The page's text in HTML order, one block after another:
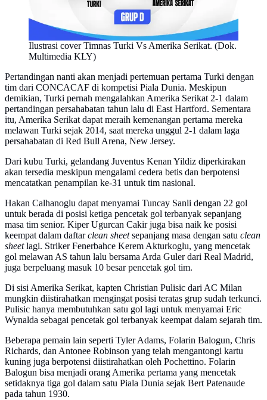
Ilustrasi cover Timnas Turki Vs Amerika Serikat. (Dok.
Multimedia KLY)
Pertandingan nanti akan menjadi pertemuan pertama Turki dengan
tim dari CONCACAF di kompetisi Piala Dunia. Meskipun
demikian, Turki pernah mengalahkan Amerika Serikat 2-1 dalam
pertandingan persahabatan tahun lalu di East Hartford. Sementara
itu, Amerika Serikat dapat meraih kemenangan pertama mereka
melawan Turki sejak 2014, saat mereka unggul 2-1 dalam laga
persahabatan di Red Bull Arena, New Jersey.
Dari kubu Turki, gelandang Juventus Kenan Yildiz diperkirakan
akan tersedia meskipun mengalami cedera betis dan berpotensi
mencatatkan penampilan ke-31 untuk tim nasional.
Hakan Calhanoglu dapat menyamai Tuncay Sanli dengan 22 gol
untuk berada di posisi ketiga pencetak gol terbanyak sepanjang
masa tim senior. Kiper Ugurcan Cakir juga bisa naik ke posisi
keempat dalam daftarclean sheetsepanjang masa dengan satu clean
sheetlagi. Striker Fenerbahce Kerem Akturkoglu, yang mencetak
gol melawan AS tahun lalu bersama Arda Guler dari Real Madrid,
juga berpeluang masuk 10 besar pencetak gol tim.
Di sisi Amerika Serikat, kapten Christian Pulisic dari AC Milan
mungkin diistirahatkan mengingat posisi teratas grup sudah terkunci.
Pulisic hanya membutuhkan satu gol lagi untuk menyamai Eric
Wynalda sebagai pencetak gol terbanyak keempat dalam sejarah tim.
Beberapa pemain lain seperti Tyler Adams, Folarin Balogun, Chris
Richards, dan Antonee Robinson yang telah mengantongi kartu
kuning juga berpotensi diistirahatkan oleh Pochettino. Folarin
Balogun bisa menjadi orang Amerika pertama yang mencetak
setidaknya tiga gol dalam satu Piala Dunia sejak Bert Patenaude
pada tahun 1930.